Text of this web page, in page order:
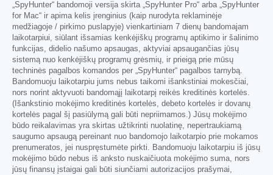
„SpyHunter“ bandomoji versija skirta „SpyHunter Pro“ arba „SpyHunter
for Mac“ ir apima kelis įrenginius (kaip nurodyta reklaminėje
medžiagoje / pirkimo puslapyje) vienkartiniam 7 dienų bandomajam
laikotarpiui, siūlant išsamias kenkėjiškų programų aptikimo ir šalinimo
funkcijas, didelio našumo apsaugas, aktyviai apsaugančias jūsų
sistemą nuo kenkėjiškų programų grėsmių, ir prieigą prie mūsų
techninės pagalbos komandos per „SpyHunter“ pagalbos tarnybą.
Bandomuoju laikotarpiu jums nebus taikomi išankstiniai mokesčiai,
nors norint aktyvuoti bandomąjį laikotarpį reikės kreditinės kortelės.
(Išankstinio mokėjimo kreditinės kortelės, debeto kortelės ir dovanų
kortelės pagal šį pasiūlymą gali būti nepriimamos.) Jūsų mokėjimo
būdo reikalavimas yra skirtas užtikrinti nuolatinę, nepertraukiamą
saugumo apsaugą pereinant nuo bandomojo laikotarpio prie mokamos
prenumeratos, jei nuspręstumėte pirkti. Bandomuoju laikotarpiu iš jūsų
mokėjimo būdo nebus iš anksto nuskaičiuota mokėjimo suma, nors
jūsų finansų įstaigai gali būti siunčiami autorizacijos prašymai,